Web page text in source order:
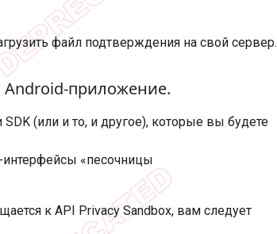
файл подтверждения на свой сервер.
Android-приложение.
(или и то, и другое), которые вы будете
интерфейсы «песочницы
к API Privacy Sandbox, вам следует